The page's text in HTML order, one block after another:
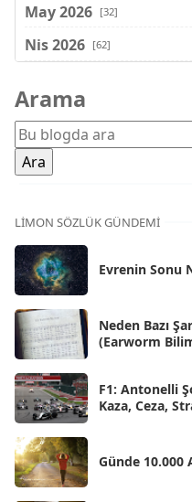
May 2026 [32]
Nis 2026 [62]
Şub 2026
Oca 2026 [72]
Ara 2025
Kas 2025
Eki 2025
Eyl 2025
Ağu 2025
Tem 2025 [45]
Haz 2025
May 2025 [54]
Nis 2025
Mar 2025
Arama
LIMON SÖZLÜK GÜNDEMI
Evrenin Sonu
Neden Bazı
(Earworm
F1: Antonelli
Kaza, Ceza,
Günde 10.000